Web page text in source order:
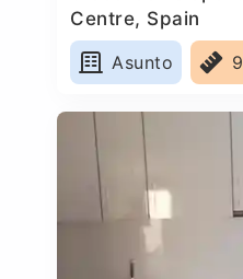
Centre, Spain
Asunto